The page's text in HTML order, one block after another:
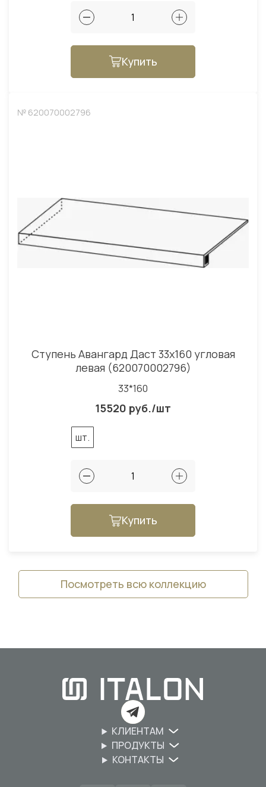
Купить
№ 620070002796
Ступень Авангард Даст 33x160 угловая
левая (620070002796)
33*160
15520 руб./шт
шт.
Купить
Посмотреть всю коллекцию
КЛИЕНТАМ
ПРОДУКТЫ
КОНТАКТЫ